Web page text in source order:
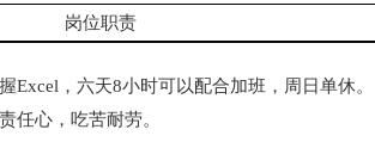
岗位职责
Excel，六天8小时可以配合加班，周日单休。
任心，吃苦耐劳。